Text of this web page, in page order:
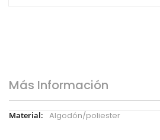
Más Información
Más
Algodón/poliester